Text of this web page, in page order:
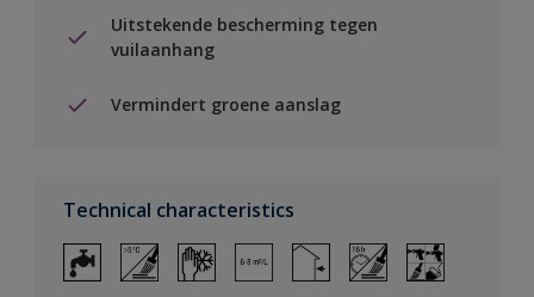
Uitstekende bescherming tegen
vuilaanhang
Vermindert groene aanslag
Technical characteristics